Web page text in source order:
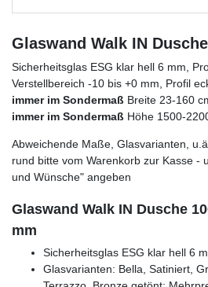
Glaswand Walk IN
Sicherheitsglas ESG klar hell 6 mm,
Verstellbereich -10 bis +0 mm, Profil
immer im Sondermaß Breite 23-160
immer im Sondermaß Höhe 1500-
Abweichende Maße, Glasvarianten,
rund bitte vom Warenkorb zur Kasse -
und Wünsche" angeben
Glaswand Walk IN Dusche
mm
Sicherheitsglas ESG klar hell 6
Glasvarianten: Bella, Satiniert,